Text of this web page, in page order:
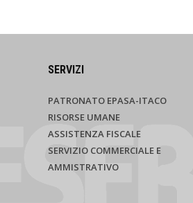
SERVIZI
PATRONATO EPASA-ITACO
RISORSE UMANE
ASSISTENZA FISCALE
SERVIZIO COMMERCIALE E
AMMISTRATIVO